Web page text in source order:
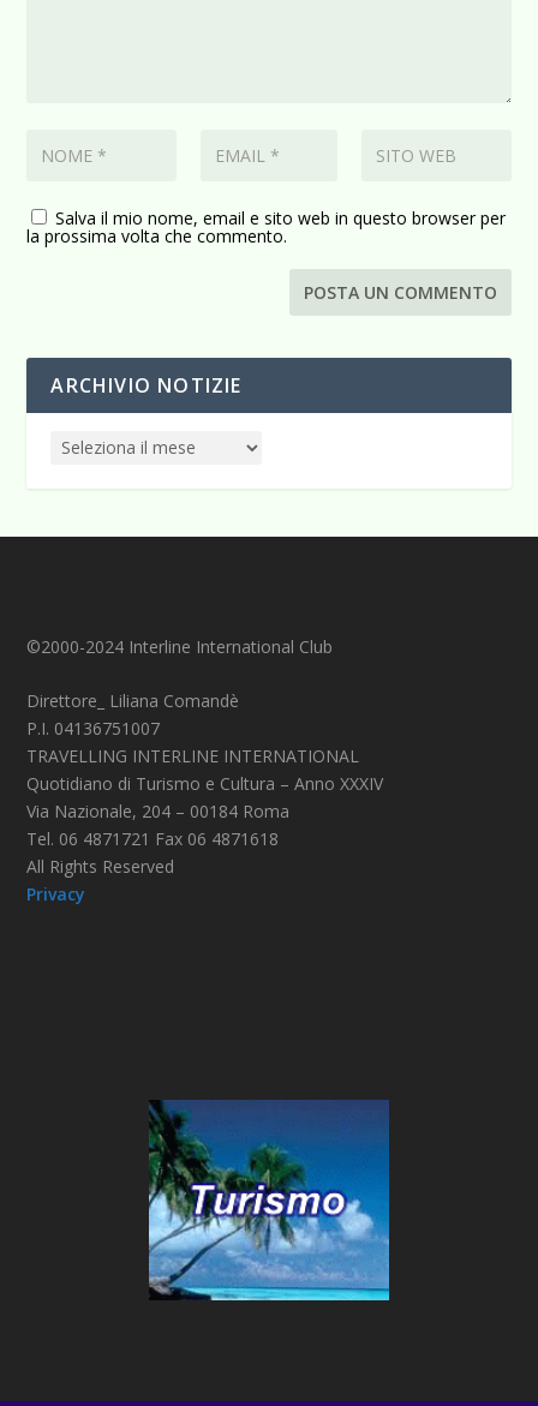
Salva il mio nome, email e sito web in questo browser per
la prossima volta che commento.
ARCHIVIO NOTIZIE
©2000-2024 Interline International Club
Direttore_ Liliana Comandè
P.I. 04136751007
TRAVELLING INTERLINE INTERNATIONAL
Quotidiano di Turismo e Cultura – Anno XXXIV
Via Nazionale, 204 – 00184 Roma
Tel. 06 4871721 Fax 06 4871618
All Rights Reserved
Privacy